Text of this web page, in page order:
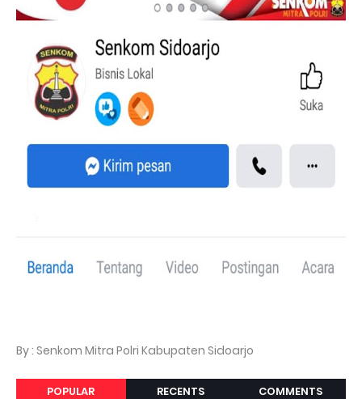
By : Senkom Mitra Polri Kabupaten Sidoarjo
POPULAR RECENTS COMMENTS